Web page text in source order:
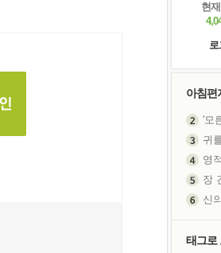
현
로
아침편
영
장
신
태그로